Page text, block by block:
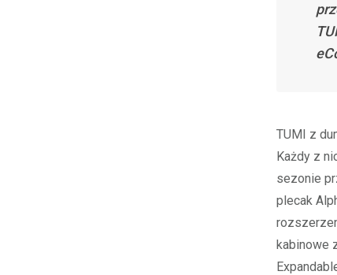
TUMI z
Każdy z
sezonie
plecak
kabinowe